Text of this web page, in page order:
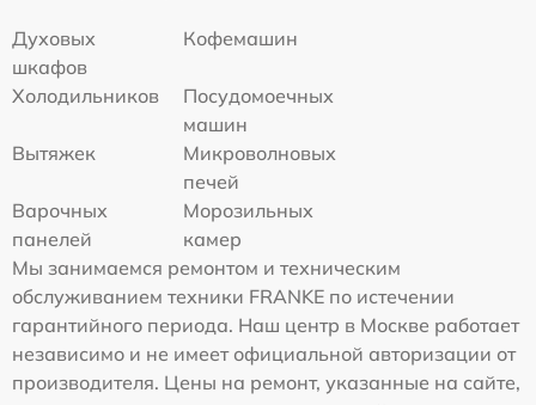
Духовых
шкафов
Кофемашин
Холодильников
Посудомоечных
машин
Вытяжек
Микроволновых
печей
Варочных
панелей
Морозильных
камер
Мы занимаемся ремонтом и техническим
обслуживанием техники FRANKE по истечении
гарантийного периода. Наш центр в Москве работает
независимо и не имеет официальной авторизации от
производителя. Цены на ремонт, указанные на сайте,